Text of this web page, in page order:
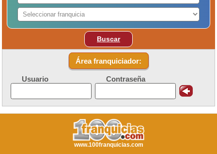
Buscar
Área franquiciador:
Usuario Contraseña
www.100franquicias.com